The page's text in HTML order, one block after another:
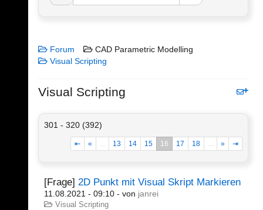
Forum
CAD Parametric Modelling
Visual Scripting
Visual Scripting
301 - 320 (392)
⇤ « ... 13 14 15 16 17 18 ... » ⇥
[Frage] 2D Punkt mit Visual Skript Markieren
11.08.2021 - 09:10 - von janrei
Visual Scripting